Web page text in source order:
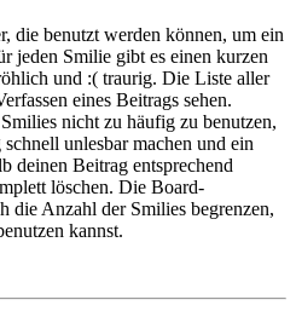
die benutzt werden können, um ein
jeden Smilie gibt es einen kurzen
und :( traurig. Die Liste aller
eines Beitrags sehen.
nicht zu häufig zu benutzen,
unlesbar machen und ein
deinen Beitrag entsprechend
löschen. Die Board-
die Anzahl der Smilies begrenzen,
kannst.